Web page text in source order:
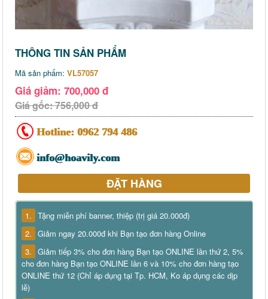
THÔNG TIN SẢN PHẨM
Mã sản phẩm: VL57057
Giá giảm: 700,000 đ
Giá gốc: 756,000 đ
Hotline: 0962 794 486
info@hoavily.com
ĐẶT HÀNG
1. Tặng miễn phí banner, thiệp (trị giá 20.000đ)
2. Giảm ngay 20.000đ khi Bạn tạo đơn hàng Online
3. Giảm tiếp 3% cho đơn hàng Bạn tạo ONLINE lần thứ 2, 5%
cho đơn hàng Bạn tạo ONLINE lần 6 và 10% cho đơn hàng tạo
ONLINE thứ 12 (Chỉ áp dụng tại Tp. HCM, Ko áp dụng các dịp
lễ)